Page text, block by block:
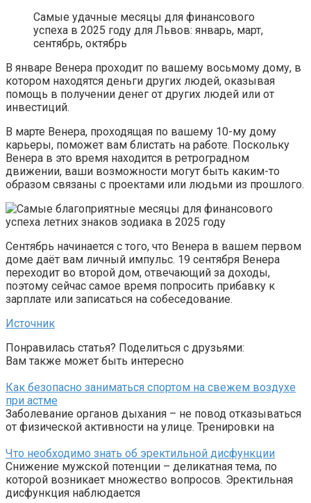
Самые удачные месяцы для финансового
успеха в 2025 году для Львов: январь, март,
сентябрь, октябрь
В январе Венера проходит по вашему восьмому дому, в
котором находятся деньги других людей, оказывая
помощь в получении денег от других людей или от
инвестиций.
В марте Венера, проходящая по вашему 10-му дому
карьеры, поможет вам блистать на работе. Поскольку
Венера в это время находится в ретроградном
движении, ваши возможности могут быть каким-то
образом связаны с проектами или людьми из прошлого.
Сентябрь начинается с того, что Венера в вашем первом
доме даёт вам личный импульс. 19 сентября Венера
переходит во второй дом, отвечающий за доходы,
поэтому сейчас самое время попросить прибавку к
зарплате или записаться на собеседование.
Источник
Понравилась статья? Поделиться с друзьями:
Вам также может быть интересно
Как безопасно заниматься спортом на свежем воздухе
при астме
Заболевание органов дыхания – не повод отказываться
от физической активности на улице. Тренировки на
Что необходимо знать об эректильной дисфункции
Снижение мужской потенции – деликатная тема, по
которой возникает множество вопросов. Эректильная
дисфункция наблюдается